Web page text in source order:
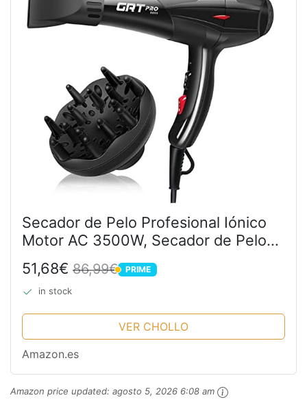
Secador de Pelo Profesional Iónico
Motor AC 3500W, Secador de Pelo
y Boquilla Concentradora, 2
Velocidades 3...
51,68€ 86,99€ PRIME
PRIME
in stock
VER CHOLLO
Amazon.es
Amazon price updated: agosto 5, 2026 6:08 am